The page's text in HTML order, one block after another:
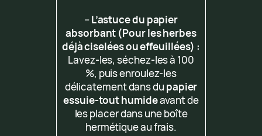
–L’astuce du papier
absorbant (Pour les herbes
déjà ciselées ou effeuillées) :
Lavez-les, séchez-les à 100
%, puis enroulez-les
délicatement dans dupapier
essuie-tout humideavant de
les placer dans une boîte
hermétique au frais.